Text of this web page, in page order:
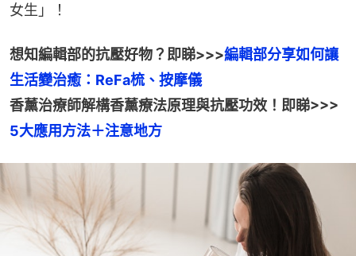
女生」！
想知編輯部的抗壓好物？即睇>>>編輯部分享如何讓
5大應用方法＋注意地方